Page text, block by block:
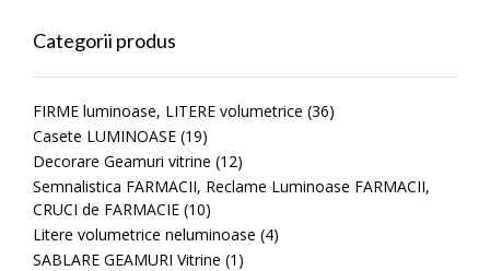
Categorii produs
FIRME luminoase, LITERE volumetrice (36)
Casete LUMINOASE (19)
Decorare Geamuri vitrine (12)
Semnalistica FARMACII, Reclame Luminoase FARMACII,
CRUCI de FARMACIE (10)
Litere volumetrice neluminoase (4)
SABLARE GEAMURI Vitrine (1)